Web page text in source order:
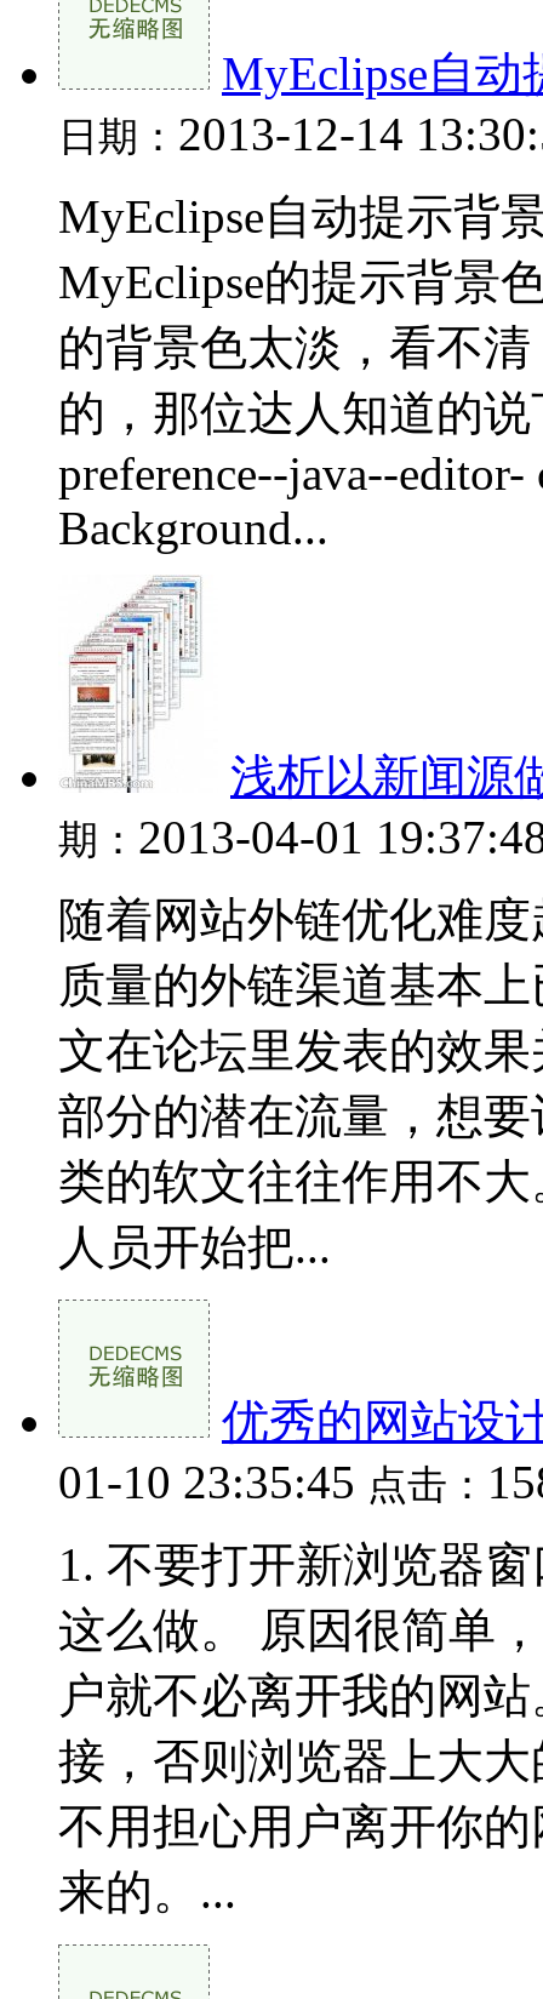
MyEclipse自
日期： 2013-12-14
MyEclipse自动提示背
MyEclipse的提示背景
的背景色太淡，看不
的，那位达人知道的
preference--java--
Background...
浅析以新闻源
期： 2013-04-01
随着网站外链优化难
质量的外链渠道基本
文在论坛里发表的效
部分的潜在流量，想
类的软文往往作用不
人员开始把...
优秀的网站设
01-10 23:35:45 点击：
1. 不要打开新浏览器
这么做。 原因很简单
户就不必离开我的网
接，否则浏览器上大
不用担心用户离开你
来的。...